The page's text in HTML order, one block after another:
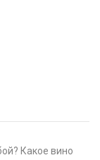
Какое вино